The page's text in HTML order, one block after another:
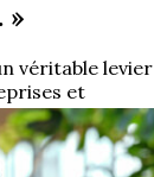
»
véritable levier
et
? Lauréate du
Rogeau,